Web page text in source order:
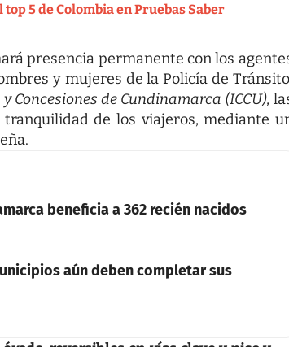
5 de Colombia en Pruebas Saber
presencia permanente con los
y mujeres de la Policía de
de Cundinamarca (ICCU),
de los viajeros, mediante
beneficia a 362 recién nacidos
aún deben completar sus